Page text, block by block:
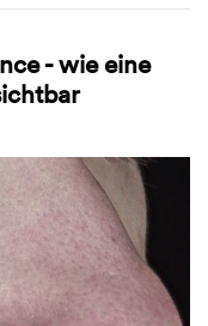
- wie eine